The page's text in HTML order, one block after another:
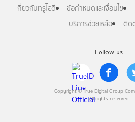
Follow us
Copyright © True Digital Group
All rights reserved
เกี่ยวกับทรูไอดี ข้อกำหนดและเงื่อนไข
บริการช่วยเหลือ
ติด